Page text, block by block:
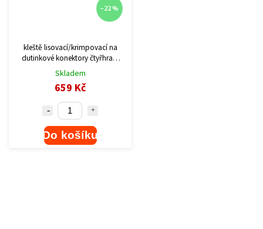
–22 %
kleště lisovací/krimpovací na
dutinkové konektory čtyřhran,
0,08-6mm2
Skladem
659 Kč
Do košíku